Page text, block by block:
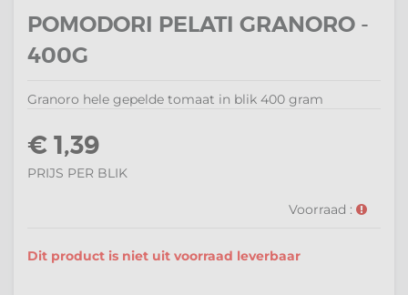
POMODORI PELATI GRANORO -
400G
Granoro hele gepelde tomaat in blik 400 gram
€ 1,39
PRIJS PER BLIK
Voorraad :
Dit product is niet uit voorraad leverbaar